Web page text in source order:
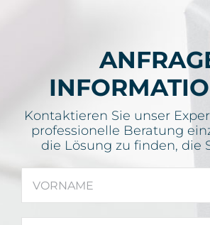
Kontaktieren Sie unser
professionelle Beratung
die Lösung zu finden, die